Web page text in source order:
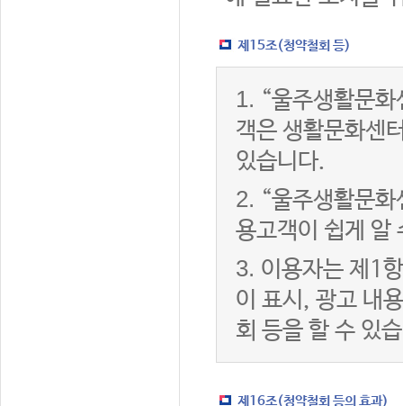
제15조(청약철회 등)
1. “울주생활문
객은 생활문화센
있습니다.
2. “울주생활문
용고객이 쉽게 알
3. 이용자는 제1
이 표시, 광고 내
회 등을 할 수 있
제16조(청약철회 등의 효과)